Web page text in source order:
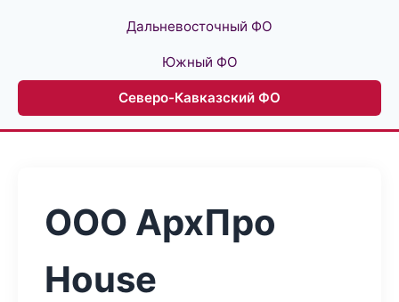
Дальневосточный ФО
Южный ФО
Северо-Кавказский ФО
ООО АрхПро
House